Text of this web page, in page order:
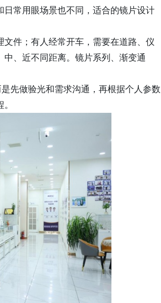
常用眼场景也不同，适合的镜片设计
件；有人经常开车，需要在道路、仪
、近不同距离。镜片系列、渐变通
先做验光和需求沟通，再根据个人参数